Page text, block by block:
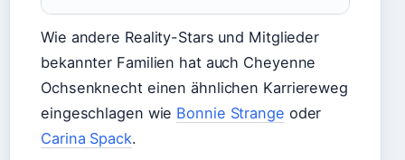
Wie andere Reality-Stars und Mitglieder
bekannter Familien hat auch Cheyenne
Ochsenknecht einen ähnlichen Karriereweg
eingeschlagen wie Bonnie Strange oder
Carina Spack.